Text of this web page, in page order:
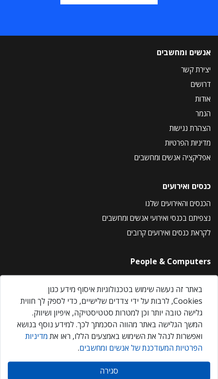
אנשים ומחשבים
יצירת קשר
דרושים
אודות
הנמר
הצהרת נגישות
מדיניות הפרטיות
אפליקציה אנשים ומחשבים
כנסים ואירועים
הכנסים והאירועים שלנו
נצפיתם בכנסי ואירועי אנשים ומחשבים
לקראת כנסים ואירועים קרובים
People & Computers
About Us
Privacy Policy
Contact Us
Our Events
אנשים ומחשבים © 2026 – כל הזכויות שמורות
באתר זה נעשה שימוש בטכנולוגיות איסוף מידע כגון
Cookies, לרבות על ידי צדדים שלישיים, כדי לספק לך חווית
גלישה טובה יותר וכן למטרות סטטיסטיקה, איפיון ושיווק.
המשך הגלישה באתר מהווה הסכמתך לכך. למידע נוסף בנושא
ואפשרות לנהל את השימוש באמצעים הללו, ראו את מדיניות
הפרטיות המעודכנת של אנשים ומחשבים.
סגירה